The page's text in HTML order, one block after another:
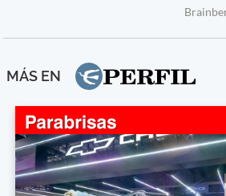
MÁS EN